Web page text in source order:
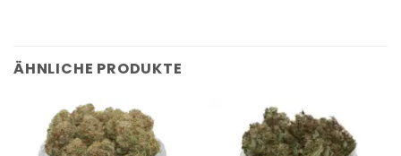
ÄHNLICHE PRODUKTE